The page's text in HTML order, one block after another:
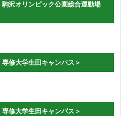
沢オリンピック公園総合運動場
修大学生田キャンパス＞
修大学生田キャンパス＞